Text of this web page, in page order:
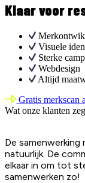
Klaar voor
Visuele
Sterke
Webdesign
Altijd
Gratis merkscan
Wat onze klanten
De
natuurlijk. De
elkaar in om tot
samenwerken zo!